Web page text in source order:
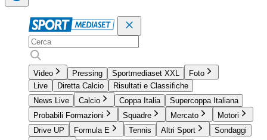
Video Pressing Sportmediaset XXL
Foto
Live
Diretta Calcio
Risultati e Classifiche
News Live
Calcio Coppa Italia
Supercoppa Italiana
Probabili Formazioni
Squadre Mercato
Motori
Drive UP
Formula E Tennis Altri Sport
Sondaggi